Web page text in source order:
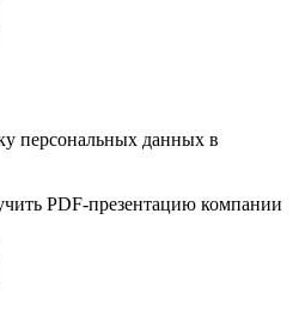
персональных данных в
PDF-презентацию компании